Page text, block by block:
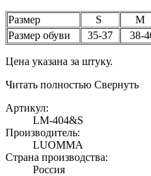
Размер S M
Размер обуви
35-37 38-
Цена указана за штуку.
Читать полностью Свернуть
Артикул:
LM-404&S
Производитель:
LUOMMA
Страна производства:
Россия